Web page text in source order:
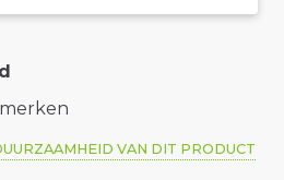
VAN DIT PRODUCT